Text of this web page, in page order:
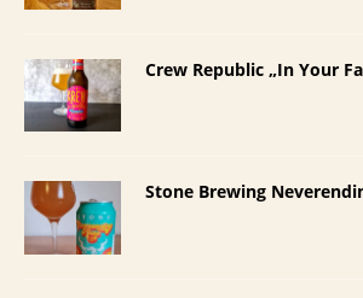
Crew Republic „In Your
Stone Brewing